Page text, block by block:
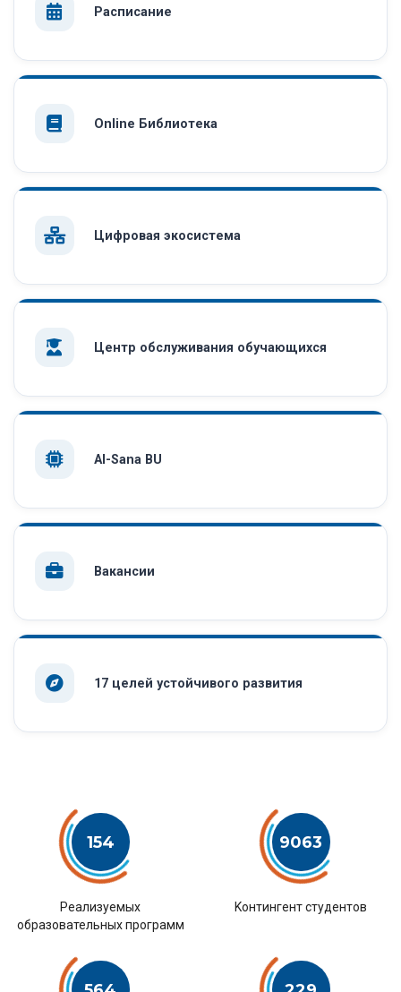
Расписание
Online Библиотека
Цифровая экосистема
Центр обслуживания обучающихся
AI-Sana BU
Вакансии
17 целей устойчивого развития
154
Pеализуемых
образовательных программ
9063
Kонтингент студентов